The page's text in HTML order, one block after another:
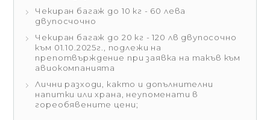
Чекиран багаж до 10 кг - 60 лева
двупосчочно
Чекиран багаж до 20 кг - 120 лв двупосочно
към 01.10.2025г., подлежи на
препотвърждение при заявка на такъв към
авиокомпанията
Лични разходи, както и допълнителни
напитки или храна, неупоменати в
гореобявените цени;